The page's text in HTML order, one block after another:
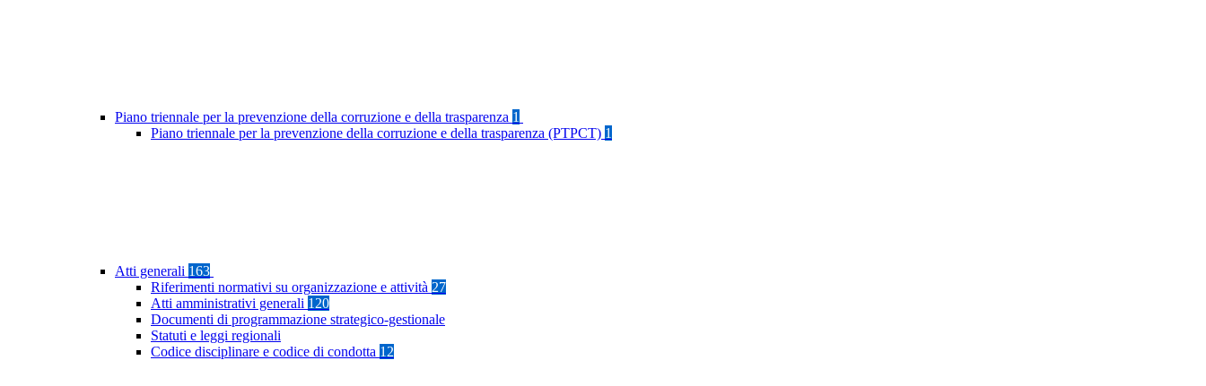
Piano triennale per la prevenzione della corruzione e della trasparenza 1
Piano triennale per la prevenzione della corruzione e della trasparenza (PTPCT) 1
Atti generali 163
Riferimenti normativi su organizzazione e attività 27
Atti amministrativi generali 120
Documenti di programmazione strategico-gestionale
Statuti e leggi regionali
Codice disciplinare e codice di condotta 12